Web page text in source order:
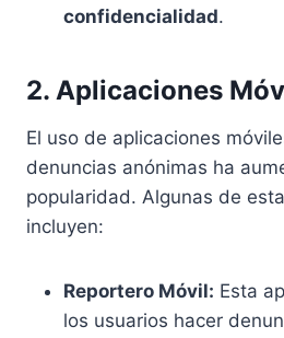
confidencialidad.
2. Aplicaciones
El uso de aplicaciones
denuncias anónimas ha
popularidad. Algunas de
incluyen:
Reportero Móvil: Esta
los usuarios hacer